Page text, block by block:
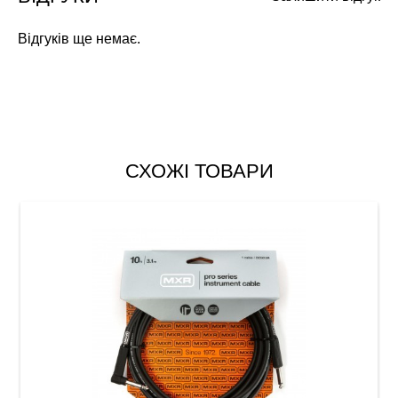
Відгуків ще немає.
СХОЖІ ТОВАРИ